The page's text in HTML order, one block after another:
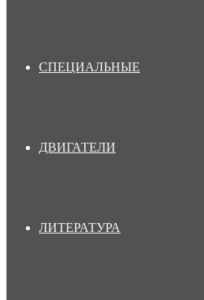
СПЕЦИАЛЬНЫЕ
ДВИГАТЕЛИ
ЛИТЕРАТУРА